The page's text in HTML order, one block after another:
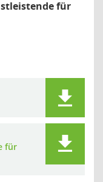
für
für